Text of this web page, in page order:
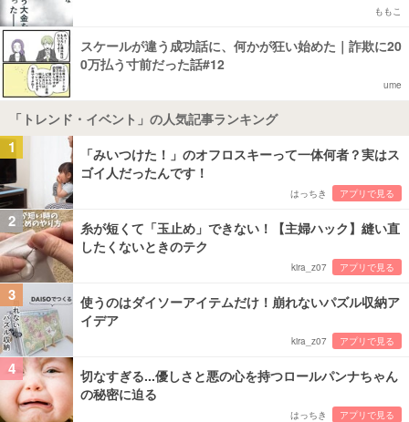
ももこ
スケールが違う成功話に、何かが狂い始めた｜詐欺に20
0万払う寸前だった話#12
ume
「トレンド・イベント」の人気記事ランキング
1
「みいつけた！」のオフロスキーって一体何者？実はス
ゴイ人だったんです！
はっちき アプリで見る
2
糸が短くて「玉止め」できない！【主婦ハック】縫い直
したくないときのテク
kira_z07 アプリで見る
3
使うのはダイソーアイテムだけ！崩れないパズル収納ア
イデア
kira_z07 アプリで見る
4
切なすぎる...優しさと悪の心を持つロールパンナちゃん
の秘密に迫る
はっちき アプリで見る